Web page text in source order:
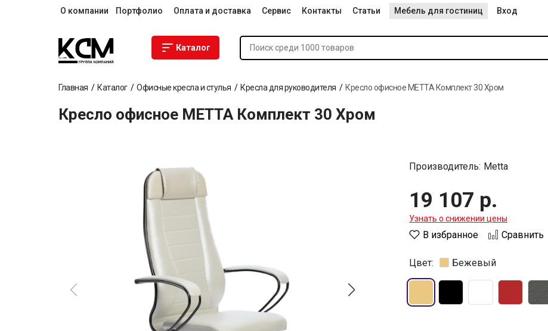
О компании Портфолио Оплата и доставка Сервис Контакты Статьи Мебель для гостиниц Вход
Каталог
Главная Каталог Офисные кресла и стулья Кресла для руководителя Кресло офисное МЕТТА Комплект 30 Хром
Кресло офисное МЕТТА Комплект 30 Хром
Производитель: Metta
19 107 р.
Узнать о снижении цены
В избранное Сравнить
Цвет: Бежевый